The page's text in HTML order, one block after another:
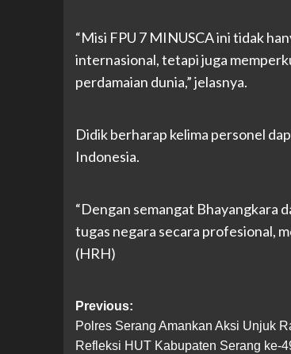
“Misi FPU 7 MINUSCA ini tidak
internasional, tetapi juga
perdamaian dunia,” jelasnya.
Didik berharap kelima personel
Indonesia.
“Dengan semangat Bhayangkara
tugas negara secara profesional,
(HRH)
Post
navigation
Previous:
Polres Serang Amankan Aksi Unjuk
Refleksi HUT Kabupaten Serang ke-